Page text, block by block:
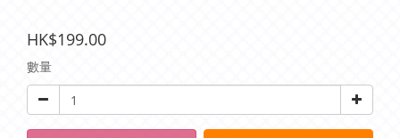
HK$199.00
數量